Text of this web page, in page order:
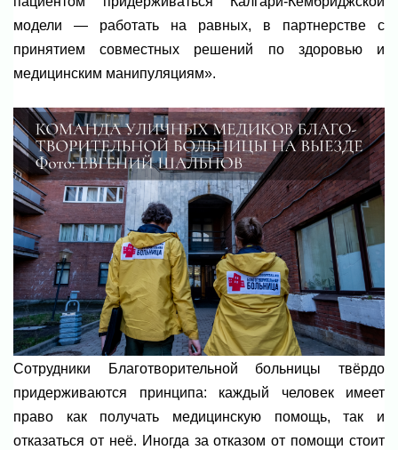
модели — работать на равных, в партнерстве с
принятием совместных решений по здоровью и
медицинским манипуляциям».
Сотрудники Благотворительной больницы твёрдо
придерживаются принципа: каждый человек имеет
право как получать медицинскую помощь, так и
отказаться от неё. Иногда за отказом от помощи стоит